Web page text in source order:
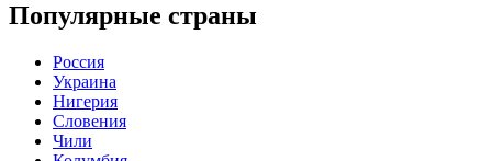
Популярные страны
Россия
Украина
Нигерия
Словения
Чили